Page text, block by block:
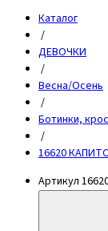
Каталог
/
ДЕВОЧКИ
/
Весна/Осень
/
Ботинки,
/
16620
Артикул